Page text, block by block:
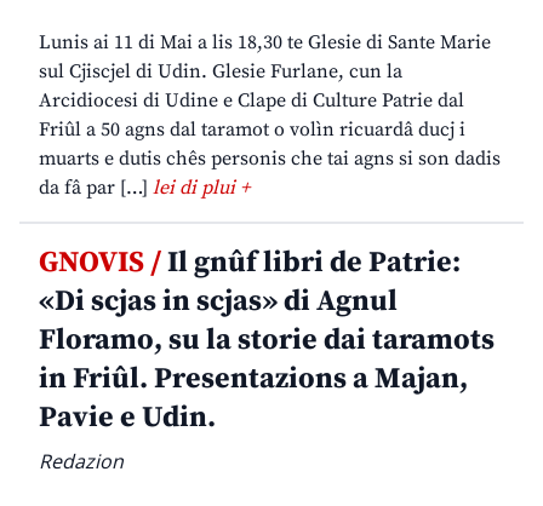
Lunis ai 11 di Mai a lis 18,30 te Glesie di Sante Marie
sul Cjiscjel di Udin. Glesie Furlane, cun la
Arcidiocesi di Udine e Clape di Culture Patrie dal
Friûl a 50 agns dal taramot o volìn ricuardâ ducj i
muarts e dutis chês personis che tai agns si son dadis
da fâ par […] lei di plui +
GNOVIS /Il gnûf libri de Patrie:
«Di scjas in scjas» di Agnul
Floramo, su la storie dai taramots
in Friûl. Presentazions a Majan,
Pavie e Udin.
Redazion